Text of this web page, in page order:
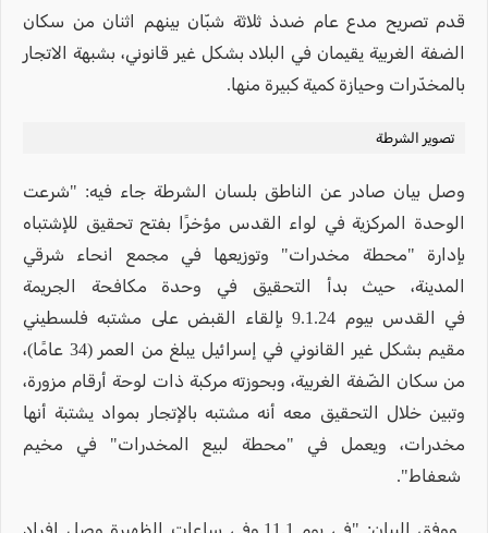
قدم تصريح مدع عام ضدذ ثلاثة شبّان بينهم اثنان من سكان
الضفة الغربية يقيمان في البلاد بشكل غير قانوني، بشبهة الاتجار
بالمخدّرات وحيازة كمية كبيرة منها.
تصوير الشرطة
وصل بيان صادر عن الناطق بلسان الشرطة جاء فيه: "شرعت
الوحدة المركزية في لواء القدس مؤخرًا بفتح تحقيق للإشتباه
بإدارة "محطة مخدرات" وتوزيعها في مجمع انحاء شرقي
المدينة، حيث بدأ التحقيق في وحدة مكافحة الجريمة
في القدس بيوم 9.1.24 بإلقاء القبض على مشتبه فلسطيني
مقيم بشكل غير القانوني في إسرائيل يبلغ من العمر (34 عامًا)،
من سكان الضّفة الغربية، وبحوزته مركبة ذات لوحة أرقام مزورة،
وتبين خلال التحقيق معه أنه مشتبه بالإتجار بمواد يشتبة أنها
مخدرات، ويعمل في "محطة لبيع المخدرات" في مخيم
شعفاط".